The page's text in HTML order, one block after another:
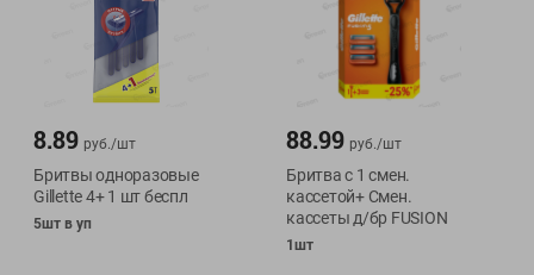
8.89 руб./шт
Бритвы одноразовые
Gillette 4+ 1 шт беспл
5шт в уп
88.99 руб./шт
Бритва с 1 смен.
кассетой+ Смен.
кассеты д/бр FUSION
1шт